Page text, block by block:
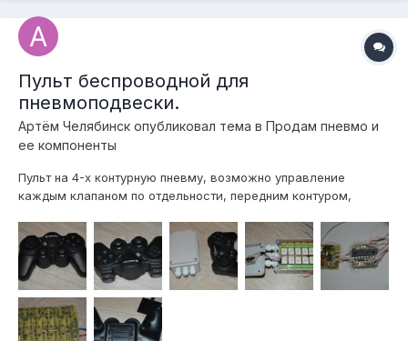
Пульт беспроводной для
пневмоподвески.
Артём Челябинск опубликовал тема в Продам пневмо и
ее компоненты
Пульт на 4-х контурную пневму, возможно управление
каждым клапаном по отдельности, передним контуром,
работы до ста метров. Питание пульта 4 батарейки ААА,
хватает на долго. Стики не подключены, но если будет
интерес, могу за доп.плату подключ...